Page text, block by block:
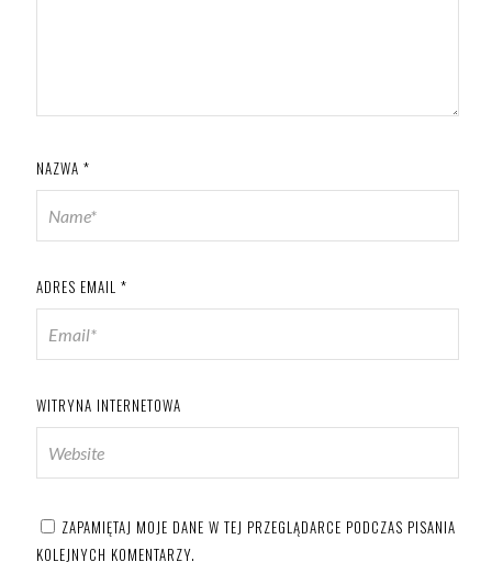
NAZWA *
ADRES EMAIL *
WITRYNA INTERNETOWA
ZAPAMIĘTAJ MOJE DANE W TEJ PRZEGLĄDARCE PODCZAS PISANIA
KOLEJNYCH KOMENTARZY.